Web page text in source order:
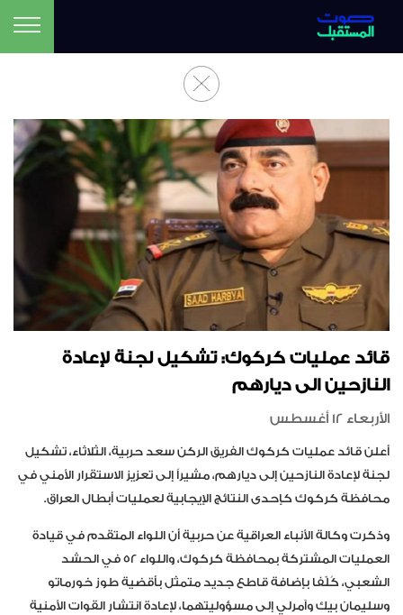
قائد عمليات كركوك: تشكيل لجنة لإعادة
النازحين الى ديارهم
الأربعاء 12 أغسطس
أعلن قائد عمليات كركوك الفريق الركن سعد حربية، الثلاثاء، تشكيل
لجنة لإعادة النازحين إلى ديارهم، مشيراً إلى تعزيز الاستقرار الأمني في
محافظة كركوك كإحدى النتائج الإيجابية لعمليات أبطال العراق.
وذكرت وكالة الأنباء العراقية عن حربية أن اللواء المتقدم في قيادة
العمليات المشتركة بمحافظة كركوك، واللواء 52 في الحشد
الشعبي، كُلّفا بإضافة قاطع جديد متمثل بأقضية طوز خورماتو
وسليمان بيك وآمرلي إلى مسؤوليتهما، لإعادة انتشار القوات الأمنية